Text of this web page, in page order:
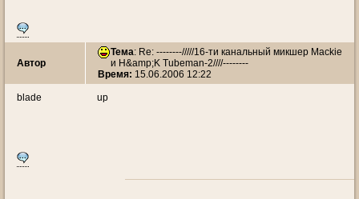
Автор
Тема: Re: --------/////16-ти канальный микшер Mackie
и H&amp;K Tubeman-2////--------
Время: 15.06.2006 12:22
blade up